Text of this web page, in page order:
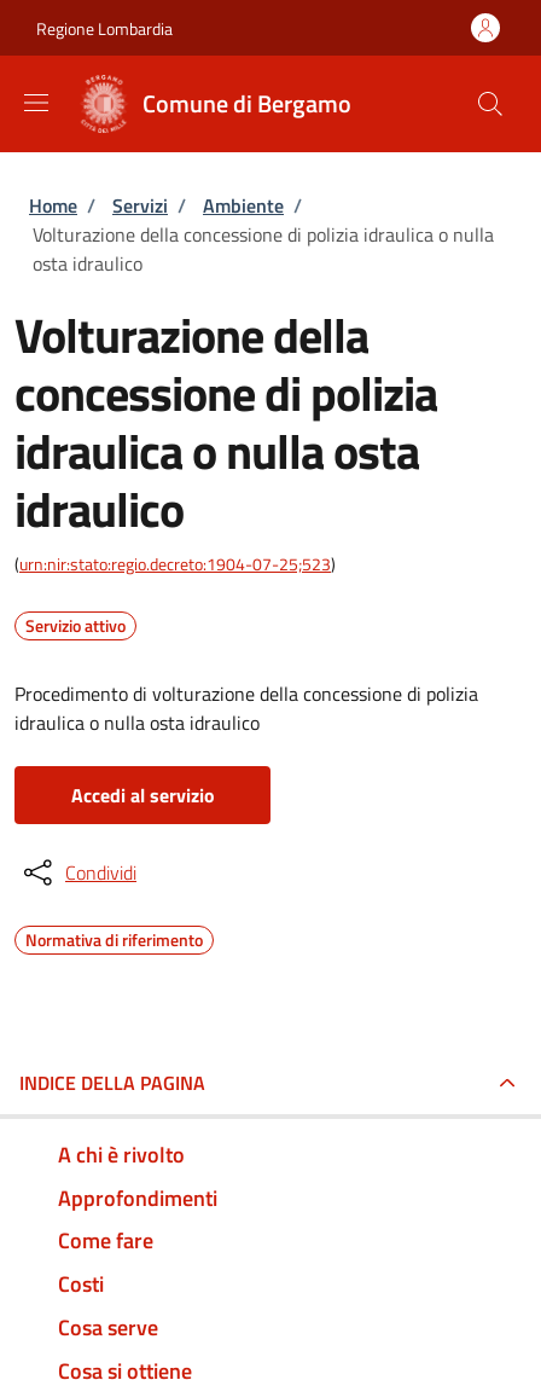
Regione Lombardia
Comune di Bergamo
Briciole di pane
Home / Servizi / Ambiente /
Volturazione della concessione di polizia idraulica o nulla
osta idraulico
Volturazione della
concessione di polizia
idraulica o nulla osta
idraulico
(urn:nir:stato:regio.decreto:1904-07-25;523)
Servizio attivo
Procedimento di volturazione della concessione di polizia
idraulica o nulla osta idraulico
Accedi al servizio
Condividi
Normativa di riferimento
INDICE DELLA PAGINA
A chi è rivolto
Approfondimenti
Come fare
Costi
Cosa serve
Cosa si ottiene